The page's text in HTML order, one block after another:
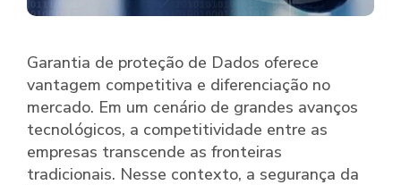
Garantia de proteção de Dados oferece
vantagem competitiva e diferenciação no
mercado. Em um cenário de grandes avanços
tecnológicos, a competitividade entre as
empresas transcende as fronteiras
tradicionais. Nesse contexto, a segurança da